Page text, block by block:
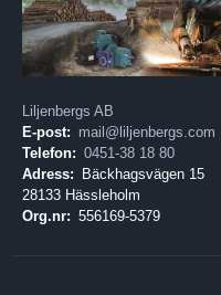
Liljenbergs AB
E-post: mail@liljenbergs.com
Telefon: 0451-38 18 80
Adress: Bäckhagsvägen 15
28133 Hässleholm
Org.nr: 556169-5379